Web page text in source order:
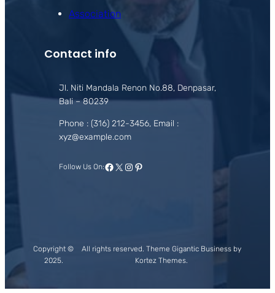
Association
Contact info
Jl. Niti Mandala Renon No.88, Denpasar,
Bali – 80239
Phone : (316) 212-3456, Email :
xyz@example.com
Follow Us On:Facebook
X Instagram
Pinterest
Copyright ©
2025.
All rights reserved. Theme Gigantic Business by
Kortez Themes.